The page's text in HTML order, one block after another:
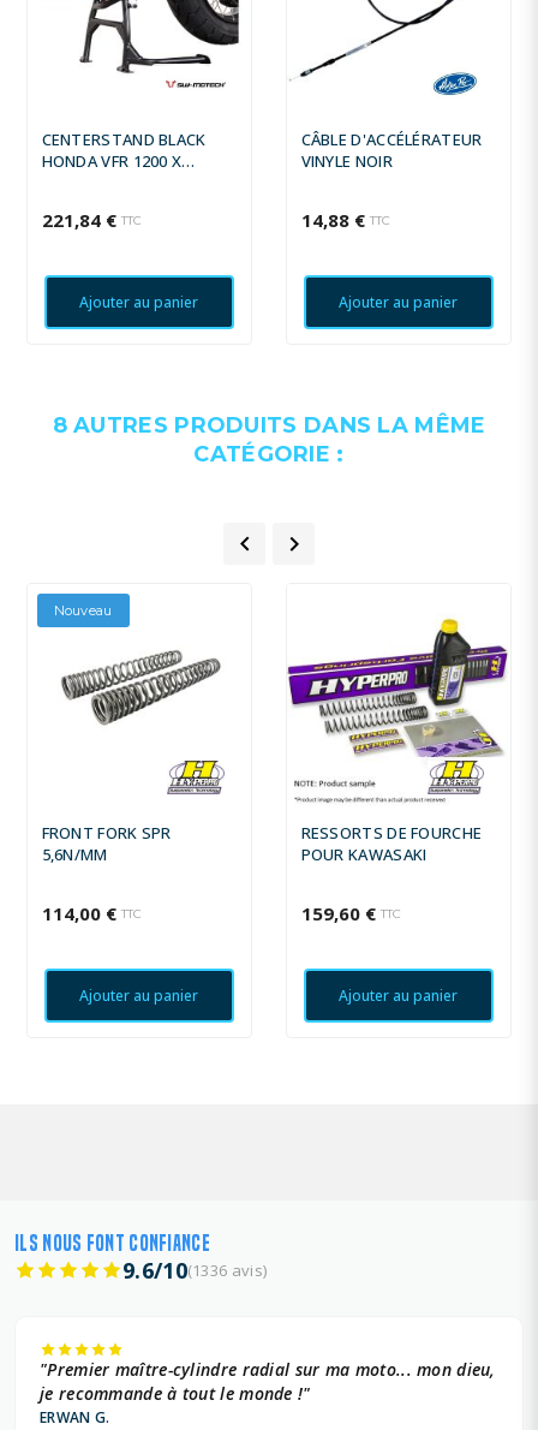
CENTERSTAND BLACK
HONDA VFR 1200 X
221,84 € TTC
Ajouter au panier
CÂBLE D'ACCÉLÉRATEUR
VINYLE NOIR
14,88 € TTC
Ajouter au panier
8 AUTRES PRODUITS DANS LA MÊME
CATÉGORIE :
 
Nouveau
FRONT FORK SPR
5,6N/MM
114,00 € TTC
Ajouter au panier
RESSORTS DE FOURCHE
POUR KAWASAKI
159,60 € TTC
Ajouter au panier
ILS NOUS FONT CONFIANCE
9.6/10(1336 avis)
"Premier maître-cylindre radial sur ma moto... mon dieu,
je recommande à tout le monde !"
ERWAN G.